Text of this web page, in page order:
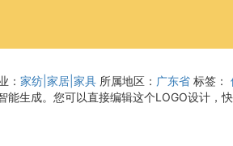
： 家纺|家居|家具 所属地区： 广东省 标签：
生成。您可以直接编辑这个LOGO设计，